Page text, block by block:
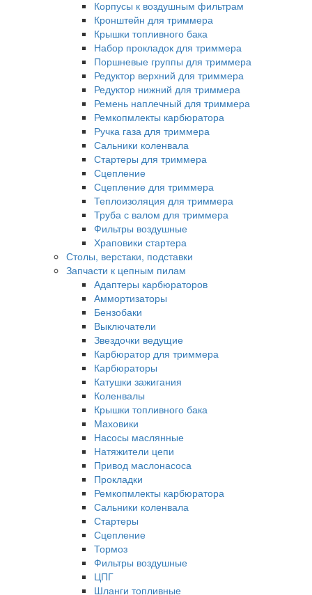
Корпусы к воздушным фильтрам
Кронштейн для триммера
Крышки топливного бака
Набор прокладок для триммера
Поршневые группы для триммера
Редуктор верхний для триммера
Редуктор нижний для триммера
Ремень наплечный для триммера
Ремкопмлекты карбюратора
Ручка газа для триммера
Сальники коленвала
Стартеры для триммера
Сцепление
Сцепление для триммера
Теплоизоляция для триммера
Труба с валом для триммера
Фильтры воздушные
Храповики стартера
Столы, верстаки, подставки
Запчасти к цепным пилам
Адаптеры карбюраторов
Аммортизаторы
Бензобаки
Выключатели
Звездочки ведущие
Карбюратор для триммера
Карбюраторы
Катушки зажигания
Коленвалы
Крышки топливного бака
Маховики
Насосы маслянные
Натяжители цепи
Привод маслонасоса
Прокладки
Ремкопмлекты карбюратора
Сальники коленвала
Стартеры
Сцепление
Тормоз
Фильтры воздушные
ЦПГ
Шланги топливные